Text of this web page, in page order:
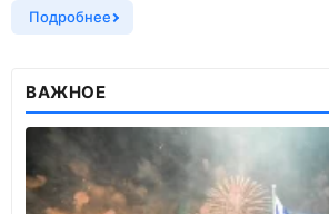
Подробнее
ВАЖНОЕ